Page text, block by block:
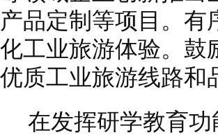
产品定制等项目。有
化工业旅游体验。鼓
优质工业旅游线路和
在发挥研学教育